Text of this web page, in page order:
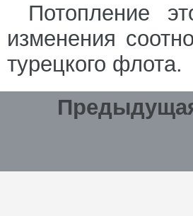
Потопление
изменения
турецкого флота.